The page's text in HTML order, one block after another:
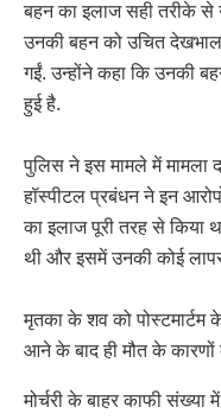
बहन का इलाज सही तरीके से
उनकी बहन को उचित देखभाल
गईं. उन्होंने कहा कि उनकी
हुई है.
पुलिस ने इस मामले में मामला
हॉस्पीटल प्रबंधन ने इन
का इलाज पूरी तरह से किया
थी और इसमें उनकी कोई
मृतका के शव को पोस्टमार्टम के
आने के बाद ही मौत के
मोर्चरी के बाहर काफी